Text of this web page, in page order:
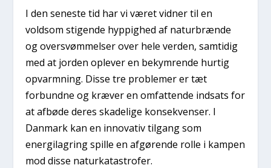
I den seneste tid har vi været vidner til en
voldsom stigende hyppighed af naturbrænde
og oversvømmelser over hele verden, samtidig
med at jorden oplever en bekymrende hurtig
opvarmning. Disse tre problemer er tæt
forbundne og kræver en omfattende indsats for
at afbøde deres skadelige konsekvenser. I
Danmark kan en innovativ tilgang som
energilagring spille en afgørende rolle i kampen
mod disse naturkatastrofer.